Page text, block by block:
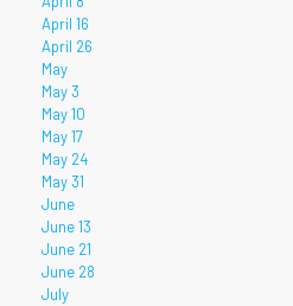
April 16
April 26
May
May 3
May 10
May 17
May 24
May 31
June
June 13
June 21
June 28
July